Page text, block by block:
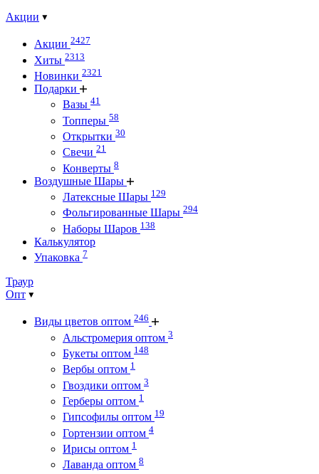
Акции
Акции 2427
Хиты 2313
Новинки 2321
Подарки
Вазы 41
Топперы 58
Открытки 30
Свечи 21
Конверты 8
Воздушные Шары
Латексные Шары 129
Фольгированные Шары 294
Наборы Шаров 138
Калькулятор
Упаковка 7
Траур
Опт
Виды цветов оптом 246
Альстромерия оптом 3
Букеты оптом 148
Вербы оптом 1
Гвоздики оптом 3
Герберы оптом 1
Гипсофилы оптом 19
Гортензии оптом 4
Ирисы оптом 1
Лаванда оптом 8